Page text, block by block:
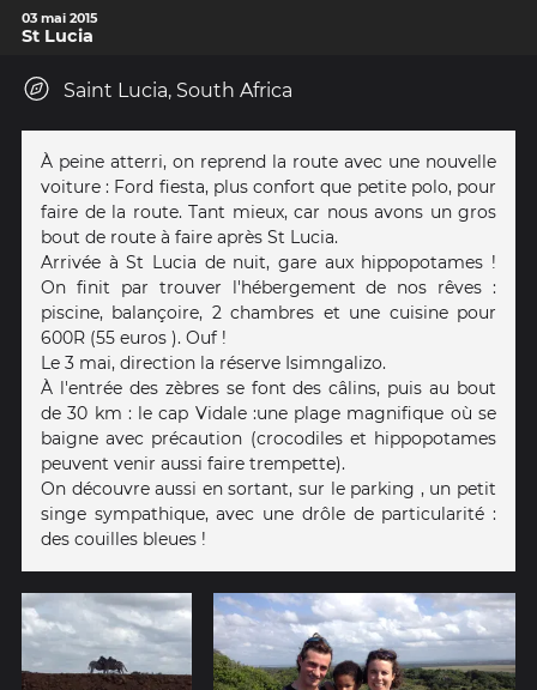
03 mai 2015
St Lucia
Saint Lucia, South Africa
À peine atterri, on reprend la route avec une nouvelle
voiture : Ford fiesta, plus confort que petite polo, pour
faire de la route. Tant mieux, car nous avons un gros
bout de route à faire après St Lucia.
Arrivée à St Lucia de nuit, gare aux hippopotames !
On finit par trouver l'hébergement de nos rêves :
piscine, balançoire, 2 chambres et une cuisine pour
600R (55 euros ). Ouf !
Le 3 mai, direction la réserve Isimngalizo.
À l'entrée des zèbres se font des câlins, puis au bout
de 30 km : le cap Vidale :une plage magnifique où se
baigne avec précaution (crocodiles et hippopotames
peuvent venir aussi faire trempette).
On découvre aussi en sortant, sur le parking , un petit
singe sympathique, avec une drôle de particularité :
des couilles bleues !